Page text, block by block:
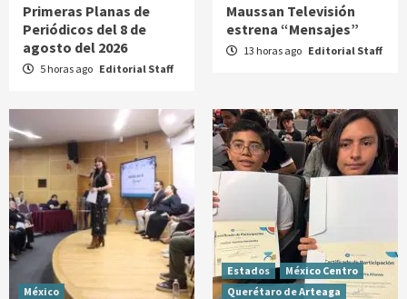
Primeras Planas de
Periódicos del 8 de
agosto del 2026
5 horas ago Editorial Staff
Maussan Televisión
estrena “Mensajes”
13 horas ago Editorial Staff
México
Estados
México Centro
Querétaro de Arteaga